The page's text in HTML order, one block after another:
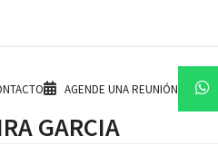
AGENDE UNA REUNIÓN
GARCIA